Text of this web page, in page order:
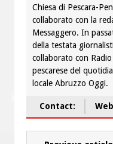
Chiesa di Pescara-
collaborato con la
Messaggero. In
della testata
collaborato con
pescarese del
locale Abruzzo Oggi.
Contact: